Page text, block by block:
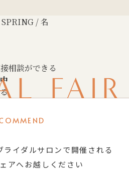
/ 名
相談ができる
FAIR
イダルサロンで開催される
アへお越しください